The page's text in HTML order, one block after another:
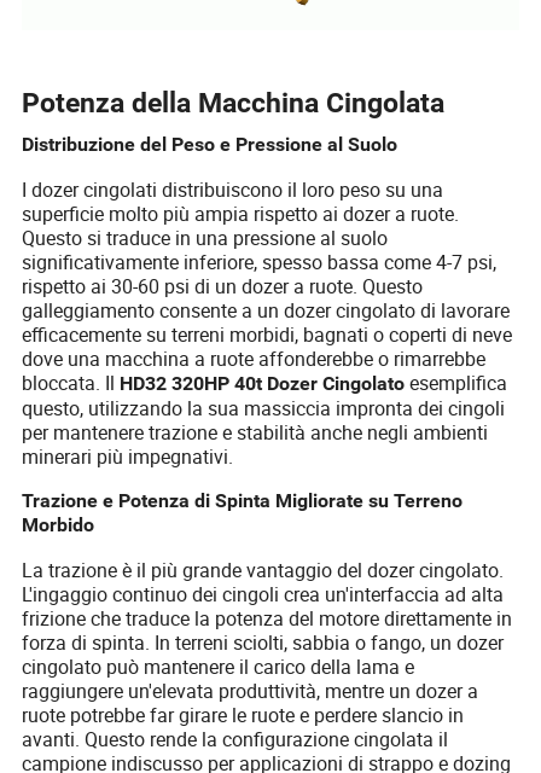
Potenza della Macchina Cingolata
Distribuzione del Peso e Pressione al Suolo
I dozer cingolati distribuiscono il loro peso su una
superficie molto più ampia rispetto ai dozer a ruote.
Questo si traduce in una pressione al suolo
significativamente inferiore, spesso bassa come 4-7 psi,
rispetto ai 30-60 psi di un dozer a ruote. Questo
galleggiamento consente a un dozer cingolato di lavorare
efficacemente su terreni morbidi, bagnati o coperti di neve
dove una macchina a ruote affonderebbe o rimarrebbe
bloccata. Il HD32 320HP 40t Dozer Cingolato esemplifica
questo, utilizzando la sua massiccia impronta dei cingoli
per mantenere trazione e stabilità anche negli ambienti
minerari più impegnativi.
Trazione e Potenza di Spinta Migliorate su Terreno
Morbido
La trazione è il più grande vantaggio del dozer cingolato.
L'ingaggio continuo dei cingoli crea un'interfaccia ad alta
frizione che traduce la potenza del motore direttamente in
forza di spinta. In terreni sciolti, sabbia o fango, un dozer
cingolato può mantenere il carico della lama e
raggiungere un'elevata produttività, mentre un dozer a
ruote potrebbe far girare le ruote e perdere slancio in
avanti. Questo rende la configurazione cingolata il
campione indiscusso per applicazioni di strappo e dozing